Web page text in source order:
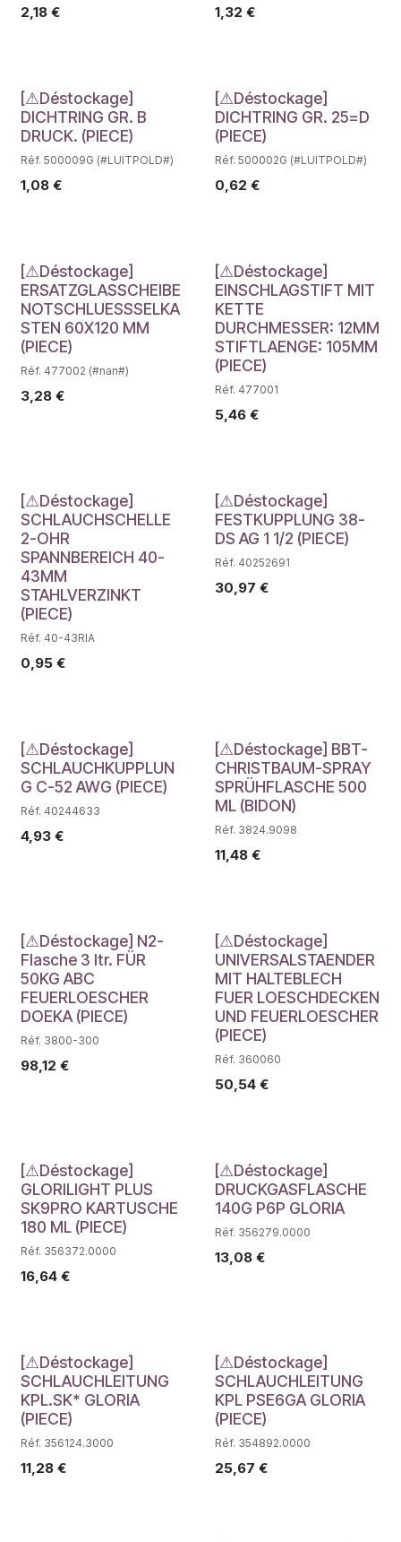
2,18 € 1,32 €
Déstockage
[⚠Déstockage]
DICHTRING GR. B
DRUCK. (PIECE)
Réf. 500009G (#LUITPOLD#)
1,08 €
Déstockage
[⚠Déstockage]
DICHTRING GR. 25=D
(PIECE)
Réf. 500002G (#LUITPOLD#)
0,62 €
Déstockage
[⚠Déstockage]
ERSATZGLASSCHEIBE
NOTSCHLUESSSELKA
STEN 60X120 MM
(PIECE)
Réf. 477002 (#nan#)
3,28 €
Déstockage
[⚠Déstockage]
EINSCHLAGSTIFT MIT
KETTE
DURCHMESSER: 12MM
STIFTLAENGE: 105MM
(PIECE)
Réf. 477001
5,46€
Déstockage
[⚠Déstockage]
SCHLAUCHSCHELLE
2-OHR
SPANNBEREICH 40-
43MM
STAHLVERZINKT
(PIECE)
Réf. 40-43RIA
0,95 €
Déstockage
[⚠Déstockage]
FESTKUPPLUNG 38-
DS AG 1 1/2 (PIECE)
Réf. 40252691
30,97 €
Déstockage
[⚠Déstockage]
SCHLAUCHKUPPLUN
G C-52 AWG (PIECE)
Réf. 40244633
4,93 €
Déstockage
[⚠Déstockage] BBT-
CHRISTBAUM-SPRAY
SPRÜHFLASCHE 500
ML (BIDON)
Réf. 3824.9098
11,48€
Déstockage
[⚠Déstockage] N2-
Flasche 3 ltr. FÜR
50KG ABC
FEUERLOESCHER
DOEKA (PIECE)
Réf. 3800-300
98,12 €
Déstockage
[⚠Déstockage]
UNIVERSALSTAENDER
MIT HALTEBLECH
FUER LOESCHDECKEN
UND FEUERLOESCHER
(PIECE)
Réf. 360060
50,54€
Déstockage
[⚠Déstockage]
GLORILIGHT PLUS
SK9PRO KARTUSCHE
180 ML (PIECE)
Réf. 356372.0000
16,64 €
Déstockage
[⚠Déstockage]
DRUCKGASFLASCHE
140G P6P GLORIA
Réf. 356279.0000
13,08€
Déstockage
[⚠Déstockage]
SCHLAUCHLEITUNG
KPL.SK* GLORIA
(PIECE)
Réf. 356124.3000
11,28 €
Déstockage
[⚠Déstockage]
SCHLAUCHLEITUNG
KPL PSE6GA GLORIA
(PIECE)
Réf. 354892.0000
25,67 €